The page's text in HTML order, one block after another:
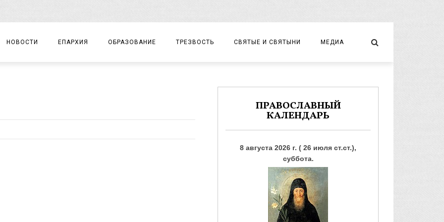
НОВОСТИ ЕПАРХИЯ
ДОКУМЕНТЫ
ЕПАРХИАЛЬНЫЕ ОТДЕЛЫ
ОБРАЗОВАНИЕ
ДЕТСКИЙ ТУРИЗМ
ТРЕЗВОСТЬ
ЗАМЕТКИ
СВЯТЫЕ И СВЯТЫНИ МЕДИА
ФОТО
ПРАВОСЛАВНЫЙ
КАЛЕНДАРЬ
8 августа 2026 г. ( 26 июля ст.ст.),
суббота.